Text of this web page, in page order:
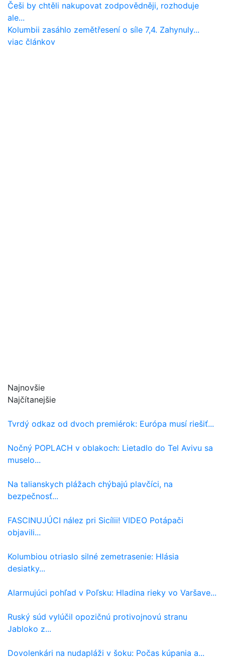
Češi by chtěli nakupovat zodpovědněji, rozhoduje
ale...
Kolumbii zasáhlo zemětřesení o síle 7,4. Zahynuly...
viac článkov
Najnovšie
Najčítanejšie
Tvrdý odkaz od dvoch premiérok: Európa musí riešiť...
Nočný POPLACH v oblakoch: Lietadlo do Tel Avivu sa
muselo...
Na talianskych plážach chýbajú plavčíci, na
bezpečnosť...
FASCINUJÚCI nález pri Sicílii! VIDEO Potápači
objavili...
Kolumbiou otriaslo silné zemetrasenie: Hlásia
desiatky...
Alarmujúci pohľad v Poľsku: Hladina rieky vo Varšave...
Ruský súd vylúčil opozičnú protivojnovú stranu
Jabloko z...
Dovolenkári na nudapláži v šoku: Počas kúpania a...